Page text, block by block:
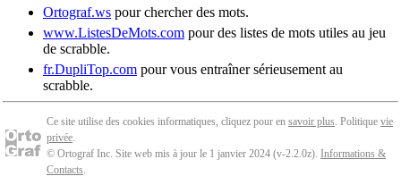
Ortograf.ws pour chercher des mots.
www.ListesDeMots.com pour des listes de mots utiles au jeu
de scrabble.
fr.DupliTop.com pour vous entraîner sérieusement au
scrabble.
Ce site utilise des cookies informatiques, cliquez pour en savoir plus. Politique vie
privée.
© Ortograf Inc. Site web mis à jour le 1 janvier 2024 (v-2.2.0z). Informations &
Contacts.